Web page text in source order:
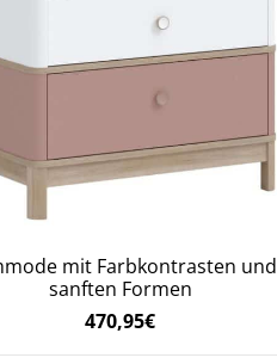
mit Farbkontrasten und
sanften Formen
470,95€